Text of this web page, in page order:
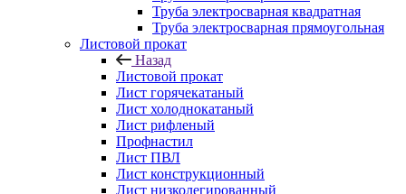
Труба электросварная квадратная
Труба электросварная прямоугольная
Листовой прокат
Назад
Листовой прокат
Лист горячекатаный
Лист холоднокатаный
Лист рифленый
Профнастил
Лист ПВЛ
Лист конструкционный
Лист низколегированный